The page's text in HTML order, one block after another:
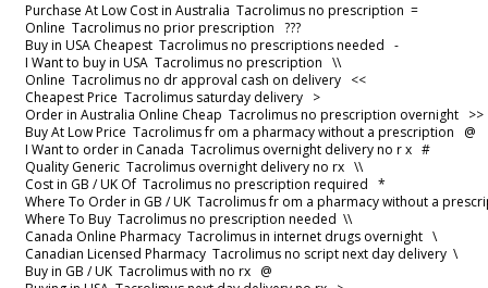
Purchase At Low Cost in Australia Tacrolimus no prescription =
Online Tacrolimus no prior prescription ???
Buy in USA Cheapest Tacrolimus no prescriptions needed -
I Want to buy in USA Tacrolimus no prescription \\
Online Tacrolimus no dr approval cash on delivery <<
Cheapest Price Tacrolimus saturday delivery >
Order in Australia Online Cheap Tacrolimus no prescription overnight
Buy At Low Price Tacrolimus fr om a pharmacy without a prescription
I Want to order in Canada Tacrolimus overnight delivery no r x #
Quality Generic Tacrolimus overnight delivery no rx \\
Cost in GB / UK Of Tacrolimus no prescription required *
Where To Order in GB / UK Tacrolimus fr om a pharmacy without a
Where To Buy Tacrolimus no prescription needed \\
Canada Online Pharmacy Tacrolimus in internet drugs overnight \
Canadian Licensed Pharmacy Tacrolimus no script next day delivery \
Buy in GB / UK Tacrolimus with no rx @